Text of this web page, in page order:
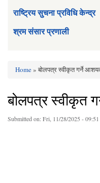
राष्ट्रिय सुचना प्रविधि केन्द्र
श्रम संसार प्रणाली
You are here
Home» बोलपत्र स्वीकृत गर्ने
बोलपत्र स्वीकृत
Submitted on:Fri, 11/28/2025 - 09:51